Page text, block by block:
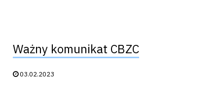
Ważny komunikat CBZC
Data publikacji:
03.02.2023